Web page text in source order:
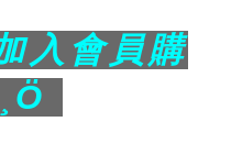
入會員購